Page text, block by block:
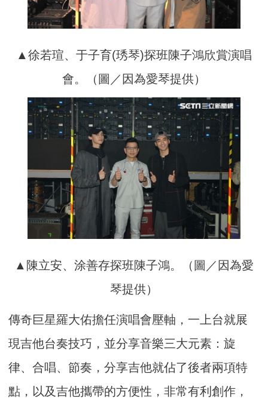
▲徐若瑄、于子育(琇琴)探班陳子鴻欣賞演唱
會。（圖／因為愛琴提供）
▲陳立安、涂善存探班陳子鴻。（圖／因為愛
琴提供）
傳奇巨星羅大佑擔任演唱會壓軸，一上台就展
現吉他台奏技巧，並分享音樂三大元素：旋
律、合唱、節奏，分享吉他就佔了後者兩項特
點，以及吉他攜帶的方便性，非常有利創作，